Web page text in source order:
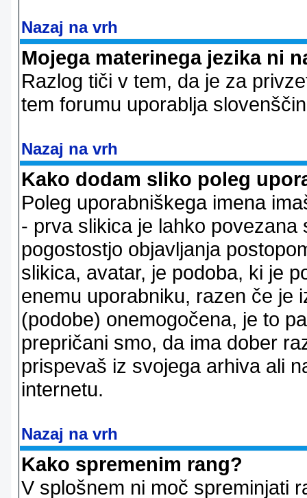
Nazaj na vrh
Mojega materinega jezika ni
Razlog tiči v tem, da je za
tem forumu uporablja
Nazaj na vrh
Kako dodam sliko poleg
Poleg uporabniškega imena
- prva slikica je lahko
pogostostjo objavljanja
slikica, avatar, je podoba, ki je
enemu uporabniku, razen če je
(podobe) onemogočena, je to
prepričani smo, da ima dober
prispevaš iz svojega arhiva ali
internetu.
Nazaj na vrh
Kako spremenim rang?
V splošnem ni moč spreminjati